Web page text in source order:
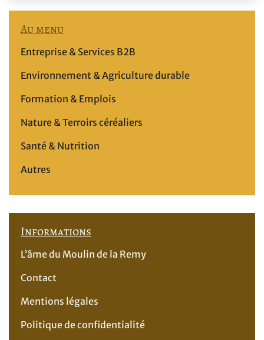
Au menu
Entreprise & Services B2B
Environnement & Agriculture durable
Formation & Emplois
Nature & Terroirs céréaliers
Santé & Nutrition
Autres
Informations
L’âme du Moulin de la Remy
Contact
Mentions légales
Politique de confidentialité